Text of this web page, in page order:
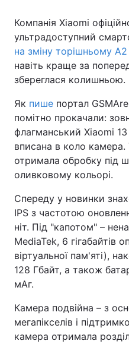
Компанія Xiaomi
ультрадоступний
на зміну торішньому A2
навіть краще за
збереглася колишньою.
Як пише портал
помітно прокачали:
флагманський Xiaomi
вписана в коло камера.
отримала обробку під
оливковому кольорі.
Спереду у новинки
IPS з частотою
ніт. Під "капотом" –
MediaTek, 6 гігабайтів
віртуальної пам'яті),
128 Гбайт, а також
мАг.
Камера подвійна – з
мегапікселів і
камера отримала